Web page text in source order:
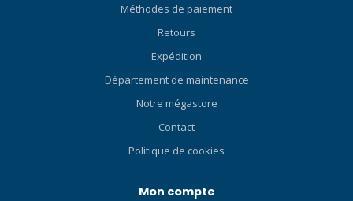
Méthodes de paiement
Retours
Expédition
Département de maintenance
Notre mégastore
Contact
Politique de cookies
Mon compte